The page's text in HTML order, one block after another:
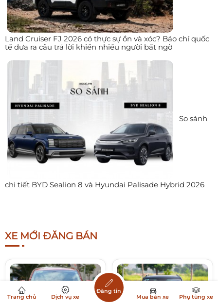
Land Cruiser FJ 2026 có thực sự ồn và xóc? Báo chí quốc
tế đưa ra câu trả lời khiến nhiều người bất ngờ
So sánh
chi tiết BYD Sealion 8 và Hyundai Palisade Hybrid 2026
XE MỚI ĐĂNG BÁN
Trang chủ Dịch vụ xe
Đăng tin
Mua bán xe
Phụ tùng xe